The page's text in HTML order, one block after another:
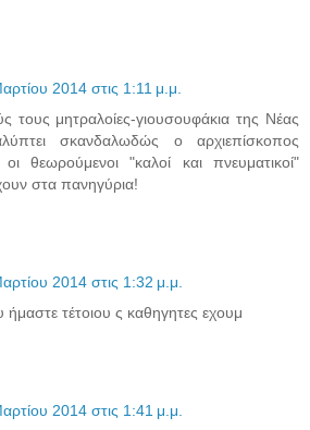
2014 στις 1:11 μ.μ.
τους μητραλοίες-γιουσουφάκια της Νέας
σκανδαλωδώς ο αρχιεπίσκοπος
θεωρούμενοι "καλοί και πνευματικοί"
στα πανηγύρια!
2014 στις 1:32 μ.μ.
ήμαστε τέτοιου ς καθηγητες εχουμ
2014 στις 1:41 μ.μ.